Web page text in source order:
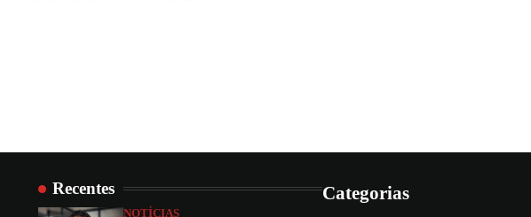
Recentes
NOTÍCIAS
Categorias